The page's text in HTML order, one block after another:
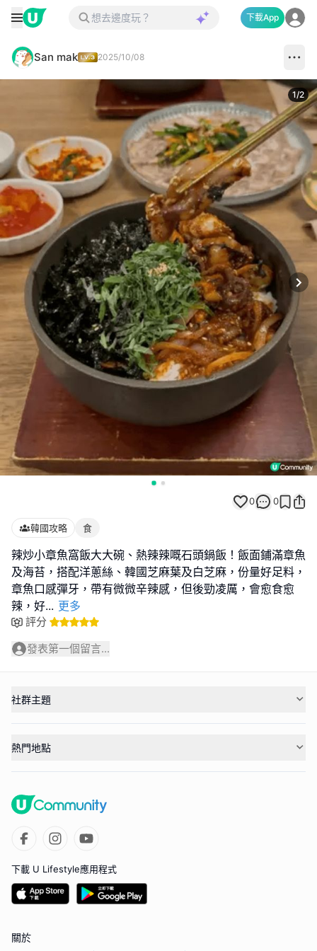
下載App
San mak 2025/10/08
1/2
0 0
韓國攻略 食
辣炒小章魚窩飯大大碗、熱辣辣嘅石頭鍋飯！飯面鋪滿章魚
及海苔，搭配洋蔥絲、韓國芝麻葉及白芝麻，份量好足料，
章魚口感彈牙，帶有微微辛辣感，但後勁凌厲，會愈食愈
辣，好... 更多
評分
發表第一個留言...
社群主題
熱門地點
下載 U Lifestyle應用程式
關於